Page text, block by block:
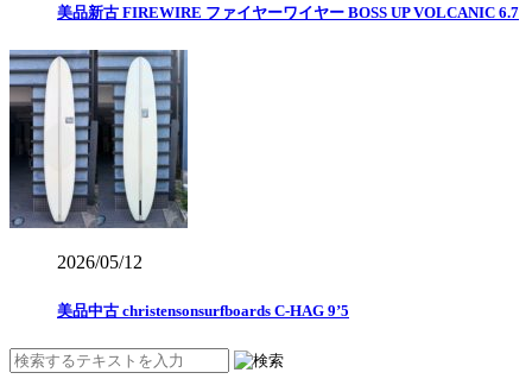
美品新古 FIREWIRE ファイヤーワイヤー BOSS UP VOLCANIC 6.7
2026/05/12
美品中古 christensonsurfboards C-HAG 9’5